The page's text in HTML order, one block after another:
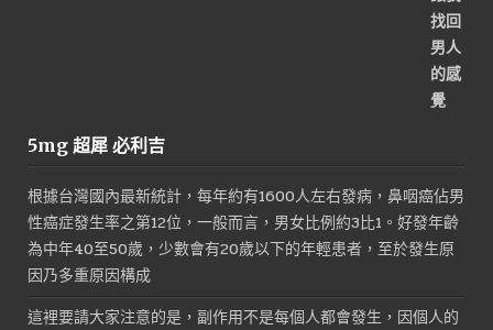
5mg 超犀 必利吉
根據台灣國內最新統計，每年約有1600人左右發病，鼻咽癌佔男
性癌症發生率之第12位，一般而言，男女比例約3比1。好發年齡
為中年40至50歲，少數會有20歲以下的年輕患者，至於發生原
因乃多重原因構成
這裡要請大家注意的是，副作用不是每個人都會發生，因個人的